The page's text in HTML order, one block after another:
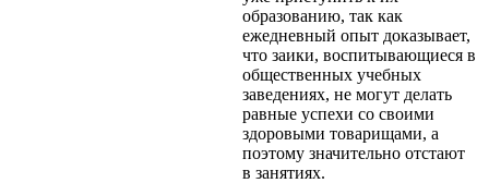
образованию, так как
ежедневный опыт доказывает,
что заики, воспитывающиеся в
общественных учебных
заведениях, не могут делать
равные успехи со своими
здоровыми товарищами, а
поэтому значительно отстают
в занятиях.